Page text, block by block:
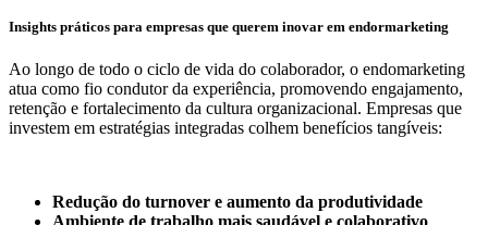
Insights práticos para empresas que querem inovar em endormarketing
Ao longo de todo o ciclo de vida do colaborador, o endomarketing
atua como fio condutor da experiência, promovendo engajamento,
retenção e fortalecimento da cultura organizacional. Empresas que
investem em estratégias integradas colhem benefícios tangíveis:
Redução do turnover e aumento da produtividade